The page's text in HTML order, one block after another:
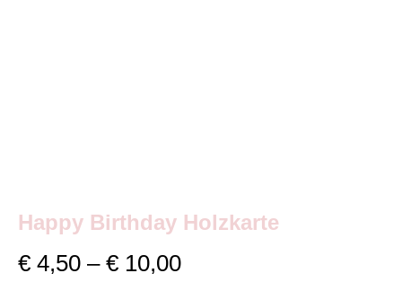
Happy Birthday Holzkarte
€ 4,50 – € 10,00Preisspanne: